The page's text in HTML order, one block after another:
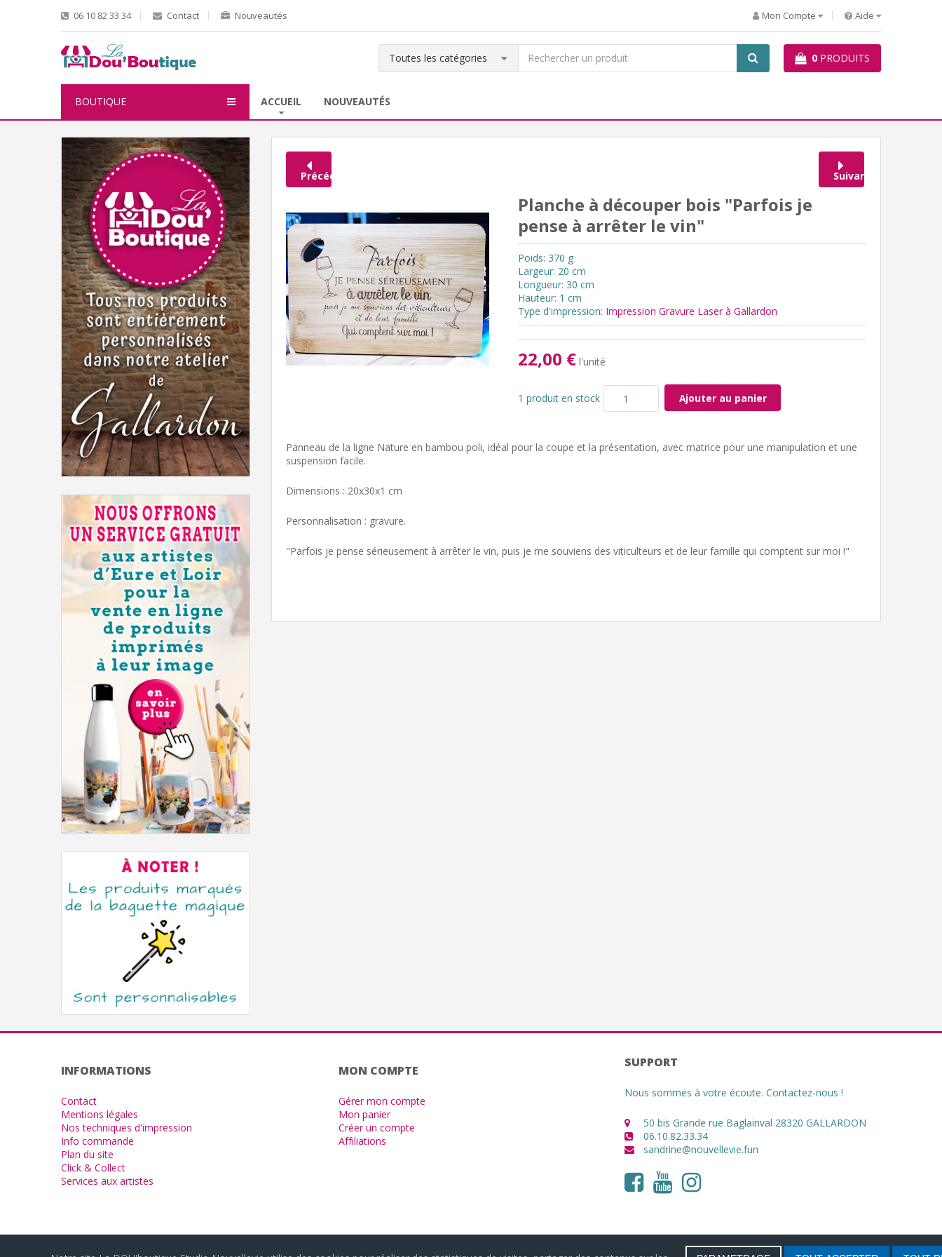
06 10 82 33 34 Contact Nouveautés Mon Compte Aide
0 PRODUITS
BOUTIQUE ACCUEIL NOUVEAUTÉS
Précédent Suivant
Planche à découper bois "Parfois je
pense à arrêter le vin"
Poids: 370 g
Largeur: 20 cm
Longueur: 30 cm
Hauteur: 1 cm
Type d'impression: Impression Gravure Laser à Gallardon
22,00 € l'unité
1 produit en stock Ajouter au panier
Panneau de la ligne Nature en bambou poli, idéal pour la coupe et la présentation, avec matrice pour une manipulation et une
suspension facile.
Dimensions : 20x30x1 cm
Personnalisation : gravure.
"Parfois je pense sérieusement à arrêter le vin, puis je me souviens des viticulteurs et de leur famille qui comptent sur moi !"
INFORMATIONS
Contact
Mentions légales
Nos techniques d'impression
Info commande
Plan du site
Click & Collect
Services aux artistes
MON COMPTE
Gérer mon compte
Mon panier
Créer un compte
Affiliations
SUPPORT
Nous sommes à votre écoute. Contactez-nous !
50 bis Grande rue Baglainval 28320 GALLARDON
06.10.82.33.34
sandrine@nouvellevie.fun